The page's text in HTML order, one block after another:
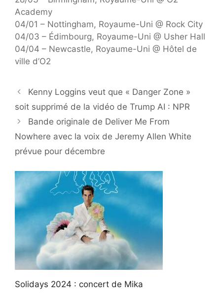
Academy
04/01 – Nottingham, Royaume-Uni @ Rock City
04/03 – Édimbourg, Royaume-Uni @ Usher Hall
04/04 – Newcastle, Royaume-Uni @ Hôtel de
ville d’O2
Kenny Loggins veut que « Danger Zone »
soit supprimé de la vidéo de Trump AI : NPR
Bande originale de Deliver Me From
Nowhere avec la voix de Jeremy Allen White
prévue pour décembre
Solidays 2024 : concert de Mika